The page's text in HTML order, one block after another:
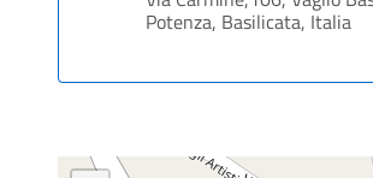
Potenza, Basilicata, Italia